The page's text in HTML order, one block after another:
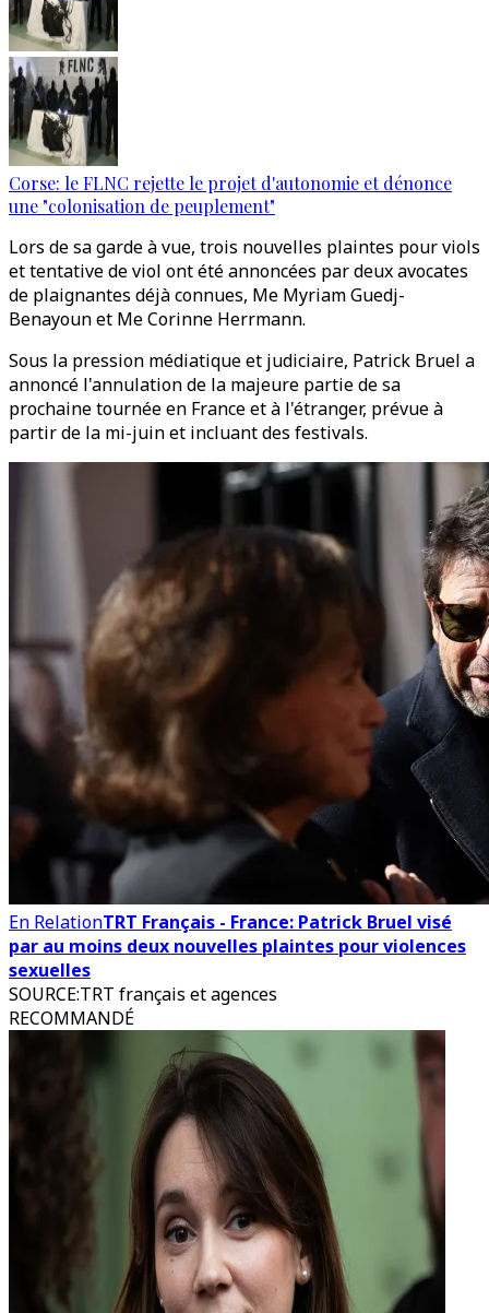
Corse: le FLNC rejette le projet d'autonomie et dénonce
une "colonisation de peuplement"
Lors de sa garde à vue, trois nouvelles plaintes pour viols
et tentative de viol ont été annoncées par deux avocates
de plaignantes déjà connues, Me Myriam Guedj-
Benayoun et Me Corinne Herrmann.
Sous la pression médiatique et judiciaire, Patrick Bruel a
annoncé l'annulation de la majeure partie de sa
prochaine tournée en France et à l'étranger, prévue à
partir de la mi-juin et incluant des festivals.
En RelationTRT Français - France: Patrick Bruel visé
par au moins deux nouvelles plaintes pour violences
sexuelles
SOURCE:TRT français et agences
RECOMMANDÉ